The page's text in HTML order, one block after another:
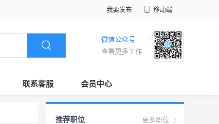
我要发布 移动端
微信公众号
查看更多工作
联系客服 会员中心
更多职位
推荐职位